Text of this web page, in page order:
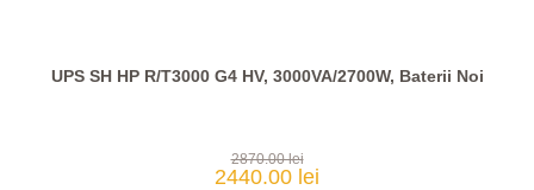
UPS SH HP R/T3000 G4 HV, 3000VA/2700W, Baterii Noi
2870.00 lei
2440.00 lei